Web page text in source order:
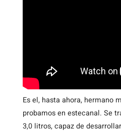
Es el, hasta ahora, hermano
probamos en estecanal. Se
3,0 litros, capaz de desarrollar